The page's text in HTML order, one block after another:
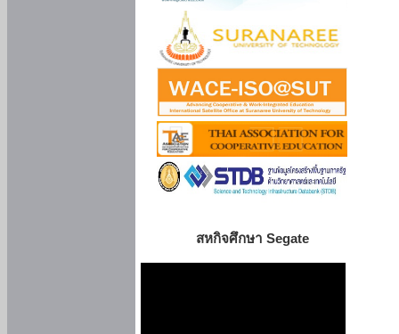
สหกิจศึกษา Segate